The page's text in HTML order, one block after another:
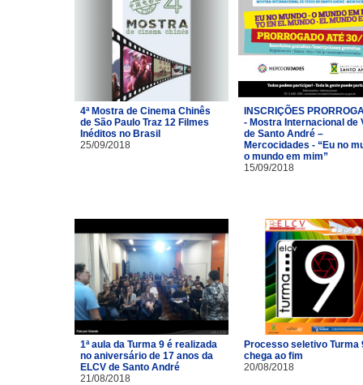
4ª Mostra de Cinema Chinês
de São Paulo Traz 12 Filmes
Inéditos no Brasil
25/09/2018
INSCRIÇÕES
- Mostra Internacional de
de Santo André –
Mercocidades - “Eu no
o mundo em mim”
15/09/2018
1ª aula da Turma 9 é realizada
no aniversário de 17 anos da
ELCV de Santo André
21/08/2018
Processo seletivo Turma
chega ao fim
20/08/2018